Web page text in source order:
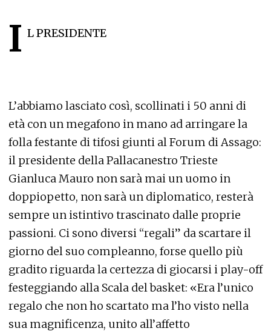
I L PRESIDENTE
L’abbiamo lasciato così, scollinati i 50 anni di
età con un megafono in mano ad arringare la
folla festante di tifosi giunti al Forum di Assago:
il presidente della Pallacanestro Trieste
Gianluca Mauro non sarà mai un uomo in
doppiopetto, non sarà un diplomatico, resterà
sempre un istintivo trascinato dalle proprie
passioni. Ci sono diversi “regali” da scartare il
giorno del suo compleanno, forse quello più
gradito riguarda la certezza di giocarsi i play-off
festeggiando alla Scala del basket: «Era l’unico
regalo che non ho scartato ma l’ho visto nella
sua magnificenza, unito all’affetto